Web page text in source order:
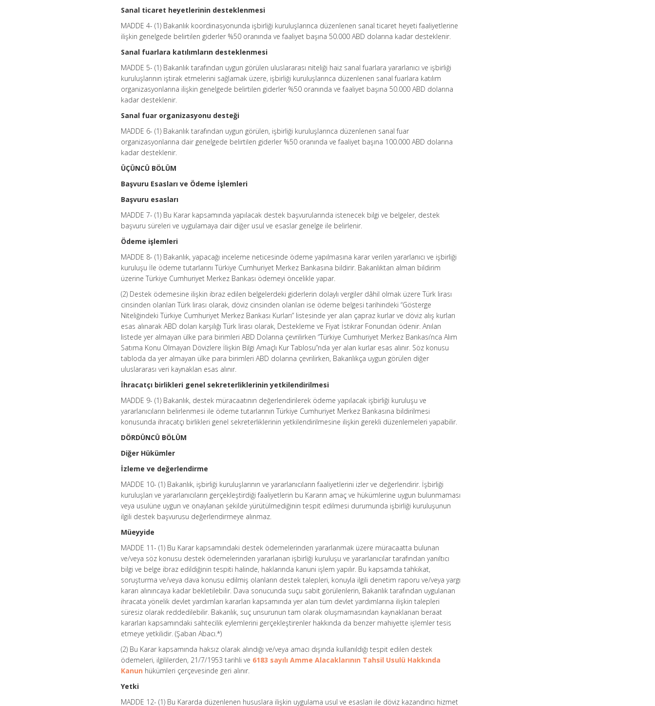
Sanal ticaret heyetlerinin desteklenmesi
MADDE 4- (1) Bakanlık koordinasyonunda işbirliği kuruluşlarınca düzenlenen sanal ticaret heyeti faaliyetlerine
ilişkin genelgede belirtilen giderler %50 oranında ve faaliyet başına 50.000 ABD dolarına kadar desteklenir.
Sanal fuarlara katılımların desteklenmesi
MADDE 5- (1) Bakanlık tarafından uygun görülen uluslararası niteliği haiz sanal fuarlara yararlanıcı ve işbirliği
kuruluşlarının iştirak etmelerini sağlamak üzere, işbirliği kuruluşlarınca düzenlenen sanal fuarlara katılım
organizasyonlarına ilişkin genelgede belirtilen giderler %50 oranında ve faaliyet başına 50.000 ABD dolarına
kadar desteklenir.
Sanal fuar organizasyonu desteği
MADDE 6- (1) Bakanlık tarafından uygun görülen, işbirliği kuruluşlarınca düzenlenen sanal fuar
organizasyonlarına dair genelgede belirtilen giderler %50 oranında ve faaliyet başına 100.000 ABD dolarına
kadar desteklenir.
ÜÇÜNCÜ BÖLÜM
Başvuru Esasları ve Ödeme İşlemleri
Başvuru esasları
MADDE 7- (1) Bu Karar kapsamında yapılacak destek başvurularında istenecek bilgi ve belgeler, destek
başvuru süreleri ve uygulamaya dair diğer usul ve esaslar genelge ile belirlenir.
Ödeme işlemleri
MADDE 8- (1) Bakanlık, yapacağı inceleme neticesinde ödeme yapılmasına karar verilen yararlanıcı ve işbirliği
kuruluşu İle ödeme tutarlarını Türkiye Cumhuriyet Merkez Bankasına bildirir. Bakanlıktan alman bildirim
üzerine Türkiye Cumhuriyet Merkez Bankası ödemeyi öncelikle yapar.
(2) Destek ödemesine ilişkin ibraz edilen belgelerdeki giderlerin dolaylı vergiler dâhil olmak üzere Türk lirası
cinsinden olanları Türk lirası olarak, döviz cinsinden olanları ise ödeme belgesi tarihindeki “Gösterge
Niteliğindeki Türkiye Cumhuriyet Merkez Bankası Kurları” listesinde yer alan çapraz kurlar ve döviz alış kurları
esas alınarak ABD doları karşılığı Türk lirası olarak, Destekleme ve Fiyat İstikrar Fonundan ödenir. Anılan
listede yer almayan ülke para birimleri ABD Dolarına çevrilirken “Türkiye Cumhuriyet Merkez Bankası’nca Alım
Satıma Konu Olmayan Dövizlere İlişkin Bilgi Amaçlı Kur Tablosu”nda yer alan kurlar esas alınır. Söz konusu
tabloda da yer almayan ülke para birimleri ABD dolarına çevrilirken, Bakanlıkça uygun görülen diğer
uluslararası veri kaynaklan esas alınır.
İhracatçı birlikleri genel sekreterliklerinin yetkilendirilmesi
MADDE 9- (1) Bakanlık, destek müracaatının değerlendirilerek ödeme yapılacak işbirliği kuruluşu ve
yararlanıcıların belirlenmesi ile ödeme tutarlarının Türkiye Cumhuriyet Merkez Bankasına bildirilmesi
konusunda ihracatçı birlikleri genel sekreterliklerinin yetkilendirilmesine ilişkin gerekli düzenlemeleri yapabilir.
DÖRDÜNCÜ BÖLÜM
Diğer Hükümler
İzleme ve değerlendirme
MADDE 10- (1) Bakanlık, işbirliği kuruluşlarının ve yararlanıcıların faaliyetlerini izler ve değerlendirir. İşbirliği
kuruluşları ve yararlanıcıların gerçekleştirdiği faaliyetlerin bu Kararın amaç ve hükümlerine uygun bulunmaması
veya usulüne uygun ve onaylanan şekilde yürütülmediğinin tespit edilmesi durumunda işbirliği kuruluşunun
ilgili destek başvurusu değerlendirmeye alınmaz.
Müeyyide
MADDE 11- (1) Bu Karar kapsamındaki destek ödemelerinden yararlanmak üzere müracaatta bulunan
ve/veya söz konusu destek ödemelerinden yararlanan işbirliği kuruluşu ve yararlanıcılar tarafından yanıltıcı
bilgi ve belge ibraz edildiğinin tespiti halinde, haklarında kanuni işlem yapılır. Bu kapsamda tahkikat,
soruşturma ve/veya dava konusu edilmiş olanların destek talepleri, konuyla ilgili denetim raporu ve/veya yargı
kararı alınıncaya kadar bekletilebilir. Dava sonucunda suçu sabit görülenlerin, Bakanlık tarafından uygulanan
ihracata yönelik devlet yardımları kararları kapsamında yer alan tüm devlet yardımlarına ilişkin talepleri
süresiz olarak reddedilebilir. Bakanlık, suç unsurunun tam olarak oluşmamasından kaynaklanan beraat
kararları kapsamındaki sahtecilik eylemlerini gerçekleştirenler hakkında da benzer mahiyette işlemler tesis
etmeye yetkilidir. (Şaban Abacı.*)
(2) Bu Karar kapsamında haksız olarak alındığı ve/veya amacı dışında kullanıldığı tespit edilen destek
ödemeleri, ilgililerden, 21/7/1953 tarihli ve 6183 sayılı Amme Alacaklarının Tahsil Usulü Hakkında
Kanun hükümleri çerçevesinde geri alınır.
Yetki
MADDE 12- (1) Bu Kararda düzenlenen hususlara ilişkin uygulama usul ve esasları ile döviz kazandırıcı hizmet